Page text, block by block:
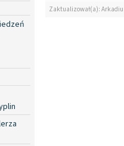
Zaktualizował(a):